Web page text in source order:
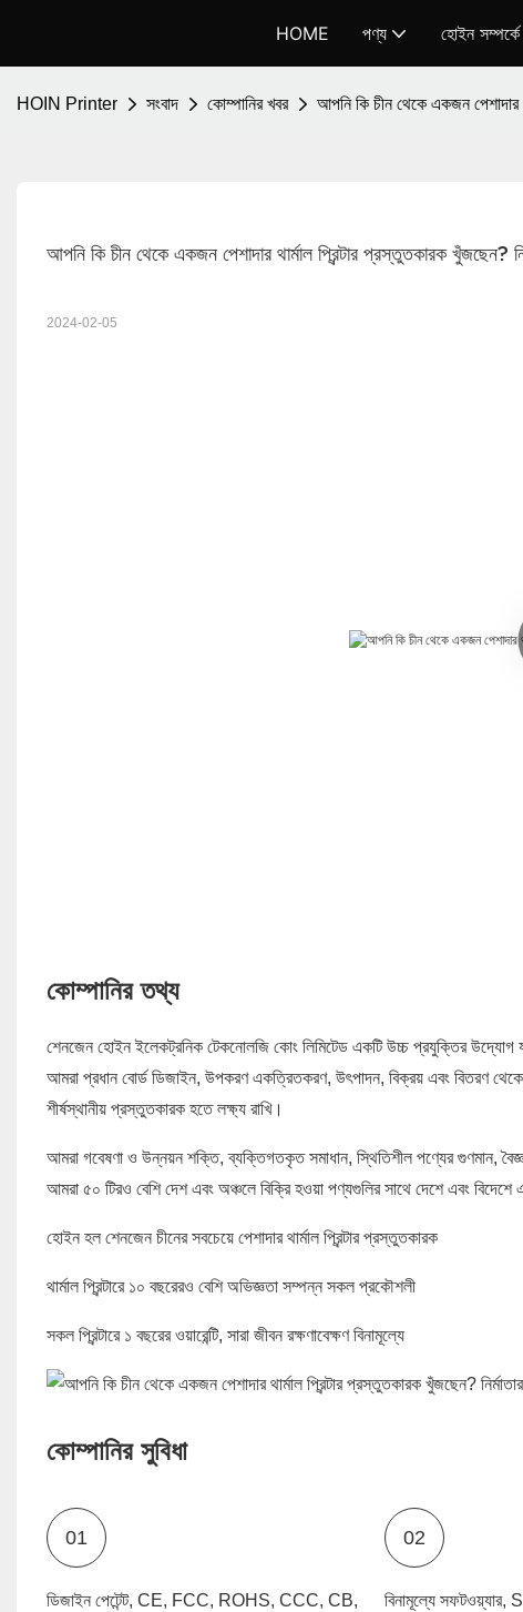
HOME পণ্য হোইন সম্পর্কে
HOIN Printer সংবাদ কোম্পানির খবর আপনি কি চীন থেকে একজন পেশাদার
আপনি কি চীন থেকে একজন পেশাদার থার্মাল প্রিন্টার প্রস্তুতকারক খুঁজছেন?
2024-02-05
কোম্পানির তথ্য
শেনজেন হোইন ইলেকট্রনিক টেকনোলজি কোং লিমিটেড একটি উচ্চ প্রযুক্তির উদ্যোগ যা
আমরা প্রধান বোর্ড ডিজাইন, উপকরণ একত্রিতকরণ, উৎপাদন, বিক্রয় এবং বিতরণ থেকে
শীর্ষস্থানীয় প্রস্তুতকারক হতে লক্ষ্য রাখি।
আমরা গবেষণা ও উন্নয়ন শক্তি, ব্যক্তিগতকৃত সমাধান, স্থিতিশীল পণ্যের গুণমান,
আমরা ৫০ টিরও বেশি দেশ এবং অঞ্চলে বিক্রি হওয়া পণ্যগুলির সাথে দেশে এবং বিদেশে
হোইন হল শেনজেন চীনের সবচেয়ে পেশাদার থার্মাল প্রিন্টার প্রস্তুতকারক
থার্মাল প্রিন্টারে ১০ বছরেরও বেশি অভিজ্ঞতা সম্পন্ন সকল প্রকৌশলী
সকল প্রিন্টারে ১ বছরের ওয়ারেন্টি, সারা জীবন রক্ষণাবেক্ষণ বিনামূল্যে
কোম্পানির সুবিধা
01
ডিজাইন পেটেন্ট, CE, FCC, ROHS, CCC, CB,
02
বিনামূল্যে